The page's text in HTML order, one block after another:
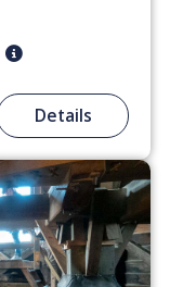
Details